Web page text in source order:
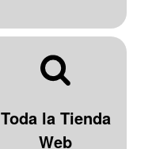
Toda la Tienda
Web